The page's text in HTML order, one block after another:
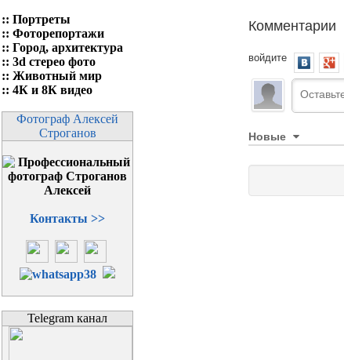
:: Портреты
:: Фоторепортажи
:: Город, архитектура
:: 3d стерео фото
:: Животный мир
:: 4К и 8К видео
Фотограф Алексей
Строганов
Контакты >>
Telegram канал
Комментарии
войдите
Новые